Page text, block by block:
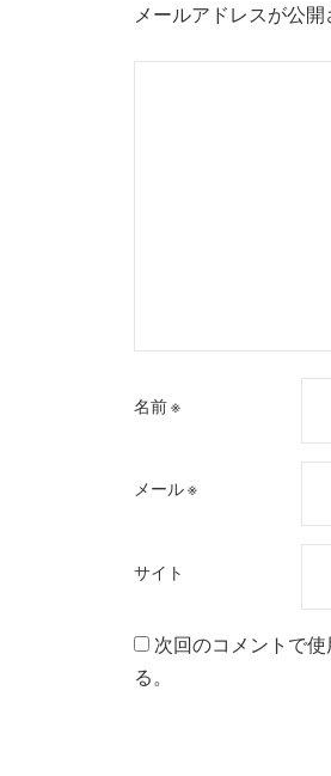
シ
ョ
メールアドレスが公開
名前※
メール※
サイト
次回のコメントで
る。